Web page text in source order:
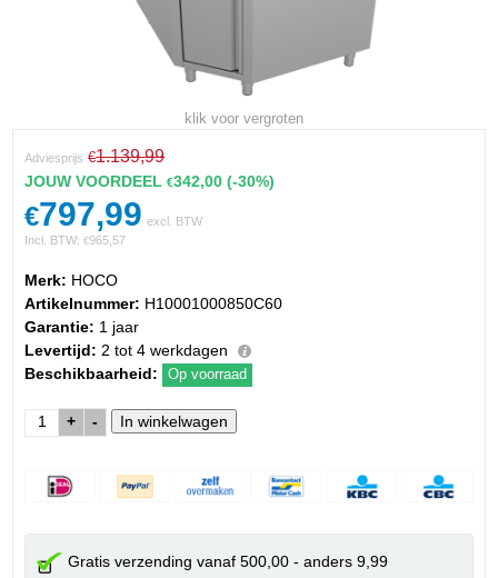
klik voor vergroten
Adviesprijs €1.139,99
JOUW VOORDEEL€342,00 (-30%)
€797,99 excl. BTW
Incl. BTW:€965,57
Merk: HOCO
Artikelnummer: H10001000850C60
Garantie: 1 jaar
Levertijd: 2 tot 4 werkdagen
Beschikbaarheid:
Op voorraad
+ -
Gratis verzending vanaf 500,00 - anders 9,99